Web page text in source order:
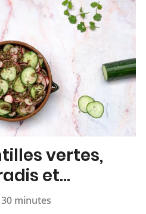
vertes,
et
30 minutes